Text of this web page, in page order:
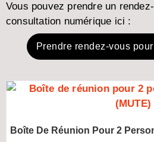
Vous pouvez prendre un
consultation numérique ici :
Prendre rendez-vous
Boîte De Réunion Pour 2